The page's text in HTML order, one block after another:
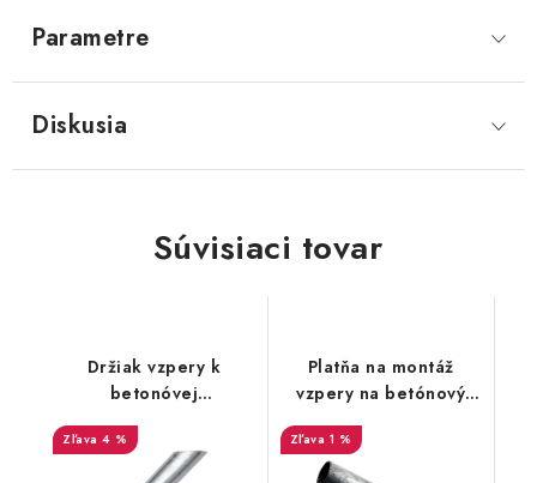
Parametre
Diskusia
Súvisiaci tovar
Držiak vzpery k
betonóvej
podhrabovej doske
pozink
4 %
Platňa na montáž
vzpery na betónový
základ, priemer 38 mm
1 %